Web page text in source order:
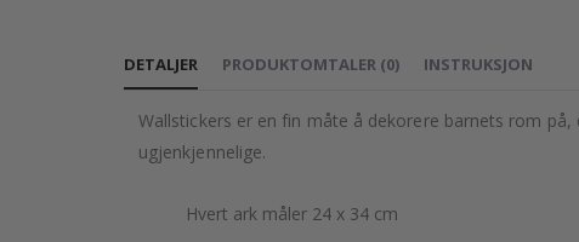
begynnelsen
bildegalleri
DETALJER
Wallstickers er en fin måte å dekorere barnets rom
ugjenkjennelige.
Hvert ark måler 24 x 34 cm
PRODUKTOMTALER (0) INSTRUKSJON